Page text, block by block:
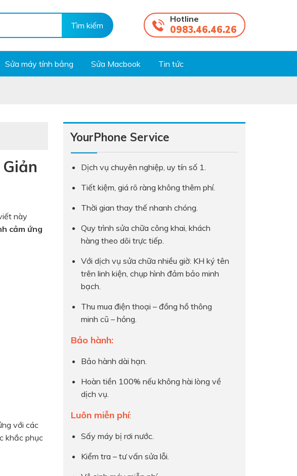
Hotline
0983.46.46.26
Sửa máy tính bảng Sửa Macbook Tin tức
này
cảm ứng
với các
khắc phục
YourPhone Service
Dịch vụ chuyên nghiệp, uy tín số 1.
Tiết kiệm, giá rõ ràng không thêm phí.
Thời gian thay thế nhanh chóng.
Quy trình sửa chữa công khai, khách
hàng theo dõi trực tiếp.
Với dịch vụ sửa chữa nhiều giờ: KH ký tên
trên linh kiện, chụp hình đảm bảo minh
bạch.
Thu mua điện thoại – đồng hồ thông
minh cũ – hỏng.
Bảo hành:
Bảo hành dài hạn.
Hoàn tiền 100% nếu không hài lòng về
dịch vụ.
Luôn miễn phí:
Sấy máy bị rơi nước.
Kiểm tra – tư vấn sửa lỗi.